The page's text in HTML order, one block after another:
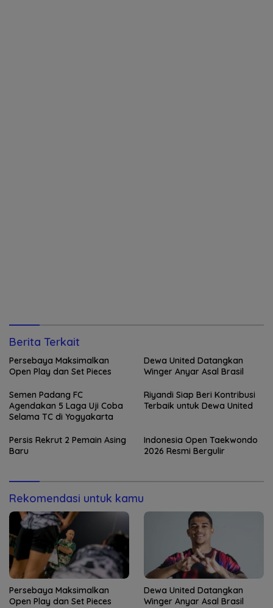
Berita Terkait
Persebaya Maksimalkan
Open Play dan Set Pieces
Dewa United Datangkan
Winger Anyar Asal Brasil
Semen Padang FC
Agendakan 5 Laga Uji Coba
Selama TC di Yogyakarta
Riyandi Siap Beri Kontribusi
Terbaik untuk Dewa United
Persis Rekrut 2 Pemain Asing
Baru
Indonesia Open Taekwondo
2026 Resmi Bergulir
Rekomendasi untuk kamu
Persebaya Maksimalkan
Open Play dan Set Pieces
Dewa United Datangkan
Winger Anyar Asal Brasil